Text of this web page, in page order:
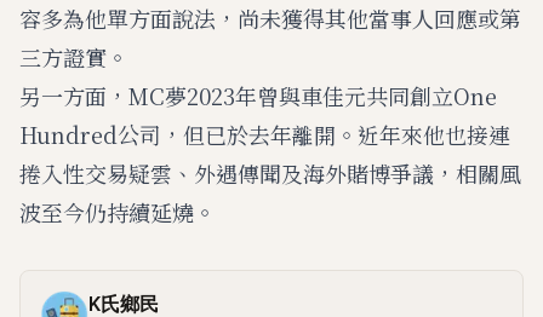
容多為他單方面說法，尚未獲得其他當事人回應或第
三方證實。
另一方面，MC夢2023年曾與車佳元共同創立One
Hundred公司，但已於去年離開。近年來他也接連
捲入性交易疑雲、外遇傳聞及海外賭博爭議，相關風
波至今仍持續延燒。
K氏鄉民